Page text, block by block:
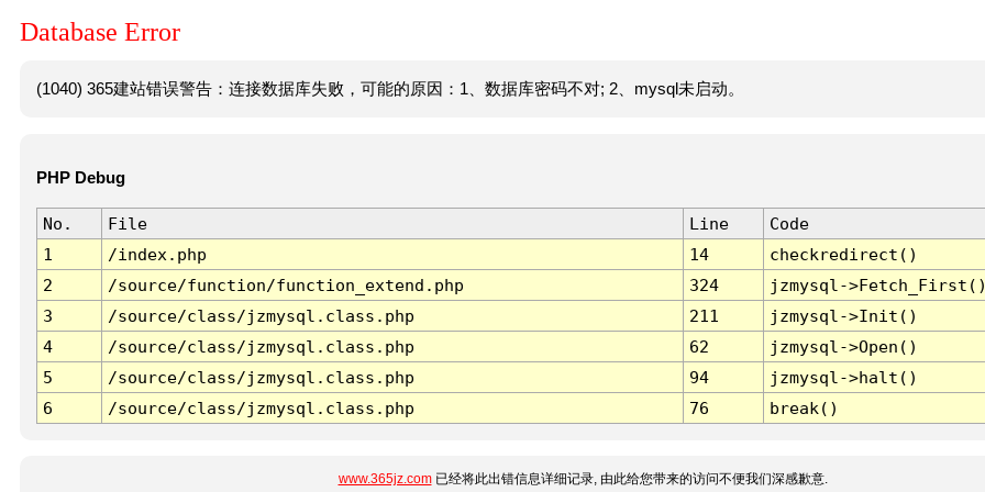
Database Error
(1040) 365建站错误警告：连接数据库失败，可能的原因：1、数据库密码不对; 2、mysql未启动。
PHP Debug
No. File Line
Code
1
/index.php 14
checkredirect()
2
/source/function/function_extend.php 324
jzmysql-
3
/source/class/jzmysql.class.php 211
jzmysql->Init()
4
/source/class/jzmysql.class.php 62
jzmysql->Open()
5
/source/class/jzmysql.class.php 94
jzmysql->halt()
6
/source/class/jzmysql.class.php 76 break()
www.365jz.com已经将此出错信息详细记录, 由此给您带来的访问不便我们深感歉意.